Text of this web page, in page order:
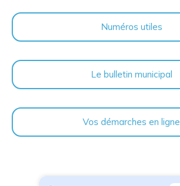
Numéros utiles
Le bulletin municipal
Vos démarches en ligne